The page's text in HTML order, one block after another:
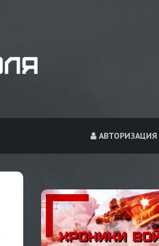
АВТОРИЗАЦИЯ